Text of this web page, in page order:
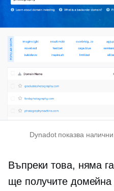
Dynadot показва
Въпреки това, няма
ще получите домейна